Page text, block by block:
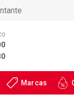
Marcas